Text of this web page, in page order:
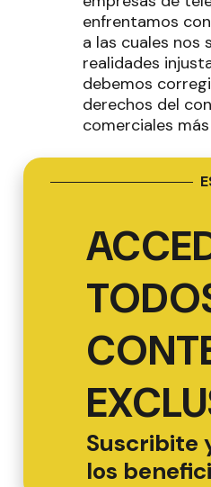
enfrentamos
a las cuales nos
realidades
debemos
derechos del
comerciales
Suscribite
los